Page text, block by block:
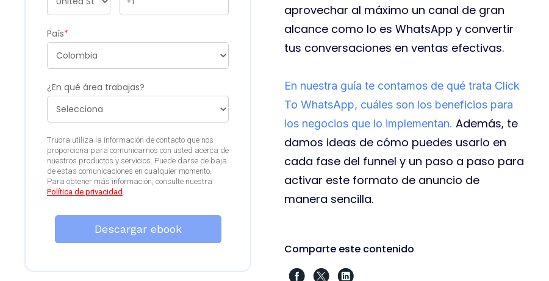
País*
¿En qué área trabajas?
Truora utiliza la información de contacto que nos
proporciona para comunicarnos con usted acerca de
nuestros productos y servicios. Puede darse de baja
de estas comunicaciones en cualquier momento.
Para obtener más información, consulte nuestra
Política de privacidad
aprovechar al máximo un canal de gran
alcance como lo es WhatsApp y convertir
tus conversaciones en ventas efectivas.
En nuestra guía te contamos de qué trata Click
To WhatsApp, cuáles son los beneficios para
los negocios que lo implementan. Además, te
damos ideas de cómo puedes usarlo en
cada fase del funnel y un paso a paso para
activar este formato de anuncio de
manera sencilla.
Comparte este contenido